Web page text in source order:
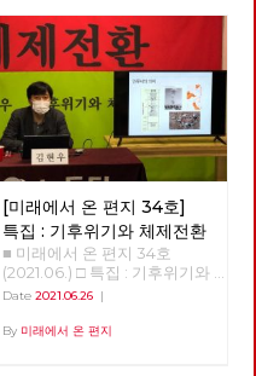
차별에 찬성합니다 □ 포토에세
이 : 올려다보며 □ 편집후기 : 사
람을 만나다 ■ 편집위원 : 김석
정, 나도원, 안보영, 이용규, 적
야, 현린
[미래에서 온 편지 34호]
특집 : 기후위기와 체제전환
■ 미래에서 온 편지 34호
(2021.06.) □ 특집 : 기후위기와
체제전환 기후위기와 체제전환
핑포인트 '1.5도 티핑포인트'라
Date 2021.06.26|
By 미래에서 온 편지